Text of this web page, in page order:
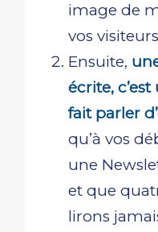
image de
vos
Ensuite,
écrite,
fait parler
qu’à vos
une
et que
lirons